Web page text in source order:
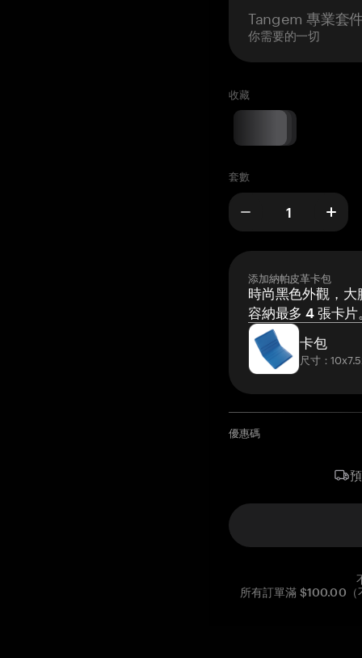
Tangem 專業套
你需要的一切
收藏
套數
添加納帕皮革卡包
時尚黑色外觀，大
容納最多 4 張卡片
卡包
尺寸：
優惠碼
所有訂單滿 $100.00（